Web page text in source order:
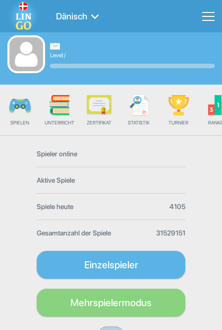
Dänisch
Level/
SPIELEN UNTERRICHT ZERTIFIKAT STATISTIK TURNIER
Spieler online
Aktive Spiele
Spiele heute 4105
Gesamtanzahl der Spiele 31529151
Einzelspieler
Mehrspielermodus